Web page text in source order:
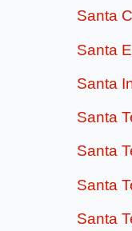
Santa
Santa
Santa
Santa
Santa
Santa
Santa